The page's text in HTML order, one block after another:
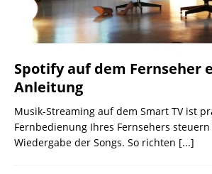
Spotify auf dem Fernseher
Anleitung
Musik-Streaming auf dem Smart TV ist
Fernbedienung Ihres Fernsehers steuern
Wiedergabe der Songs. So richten [...]